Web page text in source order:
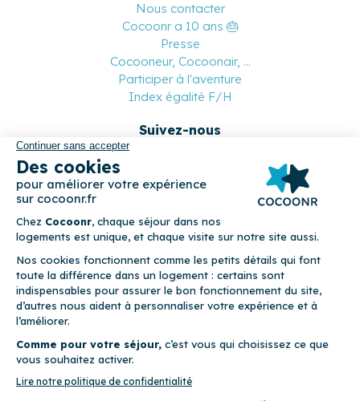
Nous contacter
Cocoonr a 10 ans 🎂
Presse
Cocooneur, Cocoonair, ...
Participer à l'aventure
Index égalité F/H
Suivez-nous
location–CGU – Politique de confidentialité–Politique de
Cocoonr est conçu et développé à Rennes 🇫🇷